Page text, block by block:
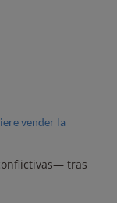
vender la
tras